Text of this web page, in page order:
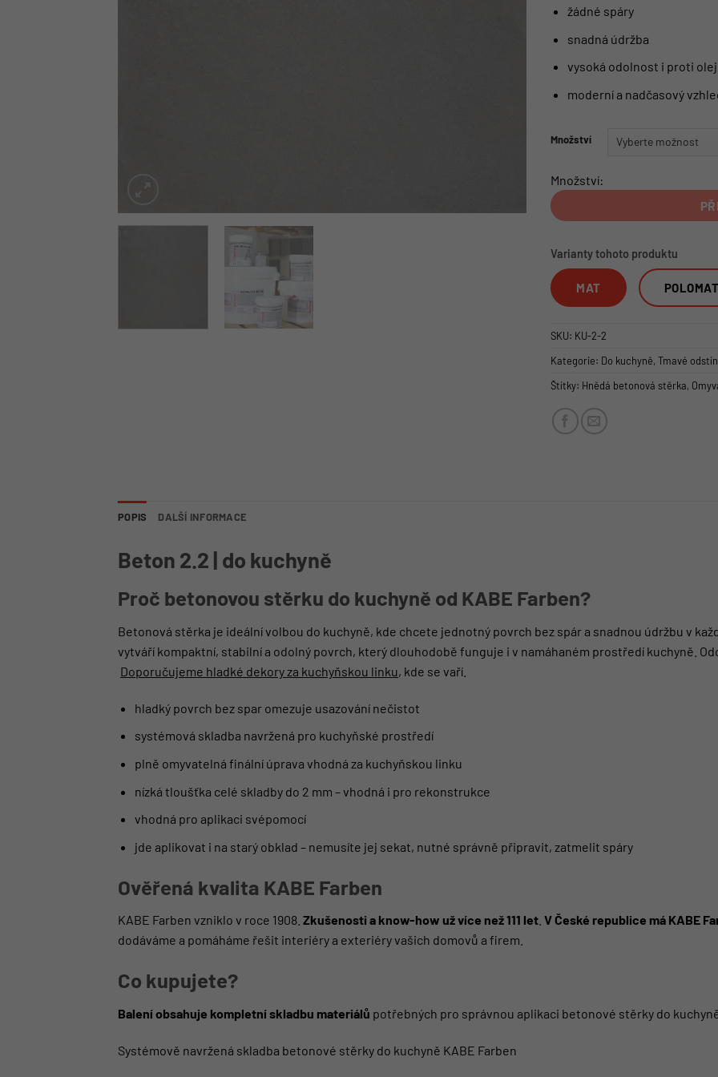
žádné spáry
snadná údržba
vysoká odolnost i proti
moderní a nadčasový
Množství
Množství:
Varianty tohoto produktu
MAT POLOMAT
SKU: KU-2-2
Kategorie: Do kuchyně, Tmavé
Štítky: Hnědá betonová stěrka,
POPIS DALŠÍ INFORMACE
Beton 2.2 | do kuchyně
Proč betonovou stěrku do kuchyně od KABE Farben?
Betonová stěrka je ideální volbou do kuchyně, kde chcete jednotný povrch bez spár a snadnou údržbu v
vytváří kompaktní, stabilní a odolný povrch, který dlouhodobě funguje i v namáhaném prostředí kuchyně.
Doporučujeme hladké dekory za kuchyňskou linku, kde se vaří.
hladký povrch bez spar omezuje usazování nečistot
systémová skladba navržená pro kuchyňské prostředí
plně omyvatelná finální úprava vhodná za kuchyňskou linku
nízká tloušťka celé skladby do 2 mm – vhodná i pro rekonstrukce
vhodná pro aplikaci svépomocí
jde aplikovat i na starý obklad – nemusíte jej sekat, nutné správně připravit, zatmelit spáry
Ověřená kvalita KABE Farben
KABE Farben vzniklo v roce 1908. Zkušenosti a know-how už více než 111 let V České republice má KABE
dodáváme a pomáháme řešit interiéry a exteriéry vašich domovů a firem.
Co kupujete?
Balení obsahuje kompletní skladbu materiálů potřebných pro správnou aplikaci betonové stěrky do
Systémově navržená skladba betonové stěrky do kuchyně KABE Farben